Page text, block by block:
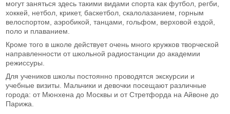
могут заняться здесь такими видами спорта как футбол, регби,
хоккей, нетбол, крикет, баскетбол, скалолазанием, горным
велоспортом, аэробикой, танцами, гольфом, верховой ездой,
поло и плаванием.
Кроме того в школе действует очень много кружков творческой
направленности от школьной радиостанции до академии
режиссуры.
Для учеников школы постоянно проводятся экскурсии и
учебные визиты. Мальчики и девочки посещают различные
города: от Мюнхена до Москвы и от Стретфорда на Айвоне до
Парижа.